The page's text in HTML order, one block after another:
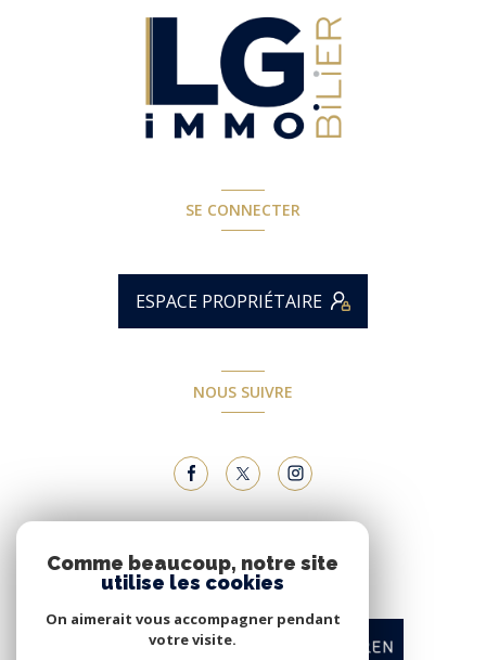
SE CONNECTER
ESPACE PROPRIÉTAIRE
NOUS SUIVRE
NOUS ADHÉRONS
Comme beaucoup, notre site
utilise les cookies
On aimerait vous accompagner pendant
votre visite.